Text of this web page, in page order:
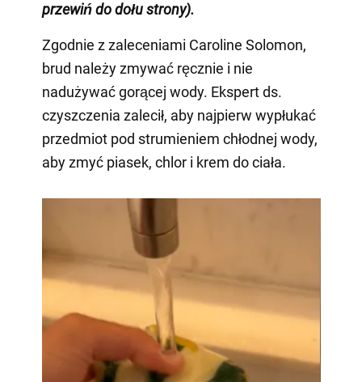
przewiń do dołu strony).
Zgodnie z zaleceniami Caroline Solomon,
brud należy zmywać ręcznie i nie
nadużywać gorącej wody. Ekspert ds.
czyszczenia zalecił, aby najpierw wypłukać
przedmiot pod strumieniem chłodnej wody,
aby zmyć piasek, chlor i krem do ciała.